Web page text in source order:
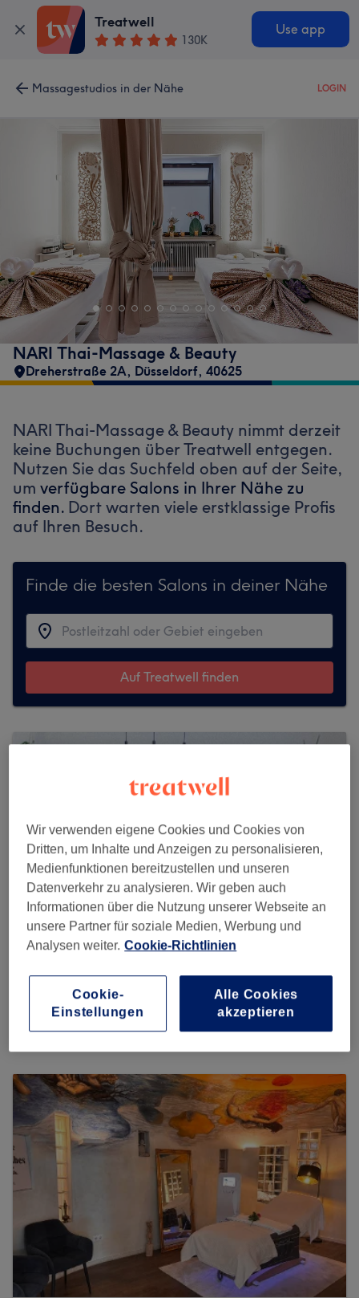
Treatwell
130K
Use app
Massagestudios in der Nähe LOGIN
NARI Thai-Massage & Beauty
Dreherstraße 2A, Düsseldorf, 40625
NARI Thai-Massage & Beauty nimmt derzeit
keine Buchungen über Treatwell entgegen.
Nutzen Sie das Suchfeld oben auf der Seite,
um verfügbare Salons in Ihrer Nähe zu
finden. Dort warten viele erstklassige Profis
auf Ihren Besuch.
Finde die besten Salons in deiner Nähe
Auf Treatwell finden
MDC HAIR
459 reviews
Geibelstraße 71, 40235 Düsseldorf
Wir verwenden eigene Cookies und Cookies von
Dritten, um Inhalte und Anzeigen zu personalisieren,
Medienfunktionen bereitzustellen und unseren
Datenverkehr zu analysieren. Wir geben auch
Informationen über die Nutzung unserer Webseite an
unsere Partner für soziale Medien, Werbung und
Analysen weiter. Cookie-Richtlinien
Cookie-
Einstellungen
Alle Cookies
akzeptieren